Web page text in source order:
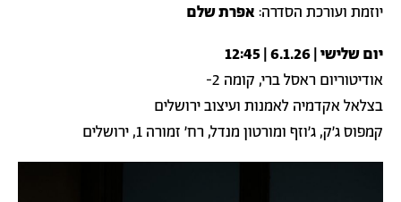
יוזמת ועורכת הסדרה: אפרת שלם
יום שלישי | 6.1.26 | 12:45
אודיטוריום ראסל ברי, קומה 2-
בצלאל אקדמיה לאמנות ועיצוב ירושלים
קמפוס ג׳ק, ג׳וזף ומורטון מנדל, רח׳ זמורה 1, ירושלים